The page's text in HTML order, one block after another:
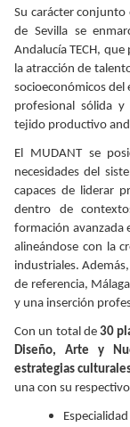
Su carácter conjunto
de Sevilla se
Andalucía TECH,
la atracción de
socioeconómicos del
profesional sólida
tejido productivo
El MUDANT se
necesidades del
capaces de liderar
dentro de
formación avanzada
alineándose con la
industriales.
de referencia,
y una inserción
Con un total de30
Diseño, Arte y
estrategias
una con su